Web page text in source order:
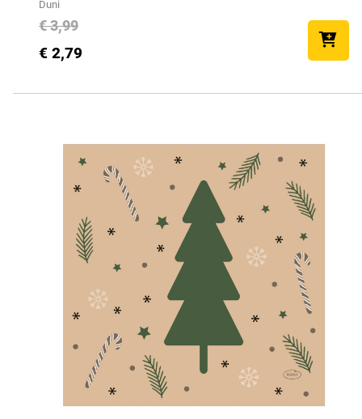
Duni
€ 3,99
€ 2,79